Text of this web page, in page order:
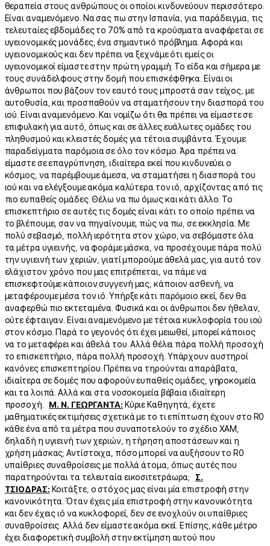
θεραπεία στους ανθρώπους οι οποίοι κινδυνεύουν περισσότερο.
Είναι αναμενόμενο. Να σας πω στην Ισπανία, για παράδειγμα, τις
τελευταίες εβδομάδες το 70% από τα κρούσματα αναφέρεται σε
υγειονομικές μονάδες, ένα σημαντικό πρόβλημα. Αφορά και
υγειονομικούς και δεν πρέπει να ξεχνάμε ότι εμείς οι
υγειονομικοί είμαστε στην πρώτη γραμμή. Το είδα και σήμερα με
τους συνάδελφους στην δομή που επισκέφθηκα. Είναι οι
άνθρωποι που βάζουν τον εαυτό τους μπροστά σαν τείχος, με
αυτοθυσία, και προσπαθούν να σταματήσουν την διασπορά του
ιού. Είναι αναμενόμενο. Και νομίζω ότι θα πρέπει να είμαστε σε
επιφυλακή για αυτό, όπως και σε άλλες ευάλωτες ομάδες του
πληθυσμού και κλειστές δομές για τέτοια συμβάντα. Έχουμε
παραδείγματα παρόμοια σε όλο τον κόσμο. Άρα πρέπει να
είμαστε σε επαγρύπνηση, ιδιαίτερα εκεί που κινδυνεύει ο
κόσμος, να παρέμβουμε άμεσα, να σταματήσει η διασπορά του
ιού και να ελέγξουμε ακόμα καλύτερα τον ιό, αρχίζοντας από τις
πιο ευπαθείς ομάδες. Θέλω να πω όμως και κάτι άλλο. Το
επισκεπτήριο σε αυτές τις δομές είναι κάτι το οποίο πρέπει να
το βλέπουμε, σαν να πηγαίνουμε, πώς να πω, σε εκκλησία. Με
πολύ σεβασμό, πολλή ιερότητα στον χώρο, να σεβόμαστε όλα
τα μέτρα υγιεινής, να φοράμε μάσκα, να προσέχουμε πάρα πολύ
την υγιεινή των χεριών, γιατί μπορούμε άθελά μας, για αυτό τον
ελάχιστον χρόνο που μας επιτρέπεται, να πάμε να
επισκεφτούμε κάποιον συγγενή μας, κάποιον ασθενή, να
μεταφέρουμε μέσα τον ιό. Υπήρξε κάτι παρόμοιο εκεί, δεν θα
αναφερθώ πιο εκτεταμένα. Φυσικά και οι άνθρωποι δεν ήθελαν,
ούτε έφταιγαν. Είναι αναμενόμενο με τέτοια κυκλοφορία του ιού
στον κόσμο. Παρά το γεγονός ότι έχει μειωθεί, μπορεί κάποιος
να το μεταφέρει και άθελά του. Αλλά θέλει πάρα πολλή προσοχή
το επισκεπτήριο, πάρα πολλή προσοχή. Υπάρχουν αυστηροί
κανόνες επισκεπτηρίου. Πρέπει να τηρούνται απαράβατα,
ιδιαίτερα σε δομές που αφορούν ευπαθείς ομάδες, γηροκομεία
και τα λοιπά. Αλλά και στα νοσοκομεία βέβαια ιδιαίτερη
προσοχή. Μ. Ν. ΓΕΩΡΓΑΝΤΑ: Κύριε Καθηγητά, έχετε
μαθηματικές εκτιμήσεις σχετικά με το τι επίπτωση έχουν στο R0
κάθε ένα από τα μέτρα που συναποτελούν το σχέδιο ΧΑΜ,
δηλαδή η υγιεινή των χεριών, η τήρηση αποστάσεων και η
χρήση μάσκας; Αντίστοιχα, πόσο μπορεί να αυξήσουν το R0
υπαίθριες συναθροίσεις με πολλά άτομα, όπως αυτές που
παρατηρούνται τα τελευταία εικοσιτετράωρα; Σ.
ΤΣΙΟΔΡΑΣ: Κοιτάξτε, ο στόχος μας είναι μία επιστροφή στην
κανονικότητα. Όταν έχεις μία επιστροφή στην κανονικότητα
και δεν έχεις ιό να κυκλοφορεί, δεν σε ενοχλούν οι υπαίθριες
συναθροίσεις. Αλλά δεν είμαστε ακόμα εκεί. Επίσης, κάθε μέτρο
έχει διαφορετική συμβολή στην εκτίμηση αυτού που